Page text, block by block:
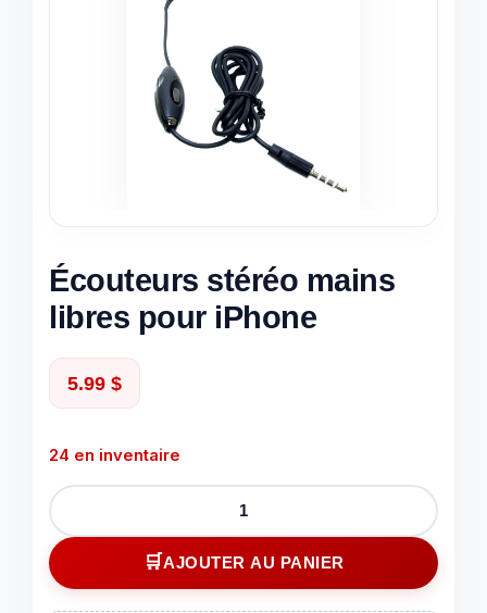
Écouteurs stéréo mains
libres pour iPhone
5.99 $
24 en inventaire
quantité
de
Écouteurs
stéréo
AJOUTER AU PANIER